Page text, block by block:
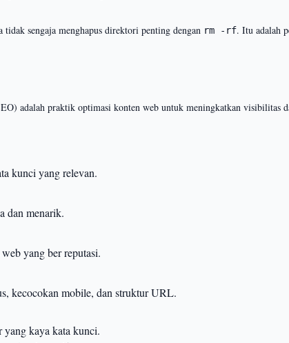
tidak sengaja menghapus direktori penting dengan rm -rf. Itu adalah
adalah praktik optimasi konten web untuk meningkatkan visibilitas
kunci yang relevan.
dan menarik.
yang ber reputasi.
kecocokan mobile, dan struktur URL.
yang kaya kata kunci.